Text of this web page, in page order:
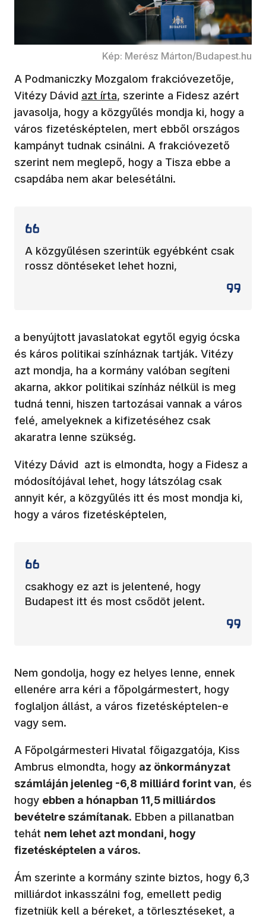
Kép: Merész Márton/Budapest.hu
A Podmaniczky Mozgalom frakcióvezetője,
Vitézy Dávid azt írta, szerinte a Fidesz azért
javasolja, hogy a közgyűlés mondja ki, hogy a
város fizetésképtelen, mert ebből országos
kampányt tudnak csinálni. A frakcióvezető
szerint nem meglepő, hogy a Tisza ebbe a
csapdába nem akar belesétálni.
A közgyűlésen szerintük egyébként csak
rossz döntéseket lehet hozni,
a benyújtott javaslatokat egytől egyig ócska
és káros politikai színháznak tartják. Vitézy
azt mondja, ha a kormány valóban segíteni
akarna, akkor politikai színház nélkül is meg
tudná tenni, hiszen tartozásai vannak a város
felé, amelyeknek a kifizetéséhez csak
akaratra lenne szükség.
Vitézy Dávid azt is elmondta, hogy a Fidesz a
módosítójával lehet, hogy látszólag csak
annyit kér, a közgyűlés itt és most mondja ki,
hogy a város fizetésképtelen,
csakhogy ez azt is jelentené, hogy
Budapest itt és most csődöt jelent.
Nem gondolja, hogy ez helyes lenne, ennek
ellenére arra kéri a főpolgármestert, hogy
foglaljon állást, a város fizetésképtelen-e
vagy sem.
A Főpolgármesteri Hivatal főigazgatója, Kiss
Ambrus elmondta, hogy az önkormányzat
számláján jelenleg -6,8 milliárd forint van, és
hogy ebben a hónapban 11,5 milliárdos
bevételre számítanak. Ebben a pillanatban
tehát nem lehet azt mondani, hogy
fizetésképtelen a város.
Ám szerinte a kormány szinte biztos, hogy 6,3
milliárdot inkasszálni fog, emellett pedig
fizetniük kell a béreket, a törlesztéseket, a